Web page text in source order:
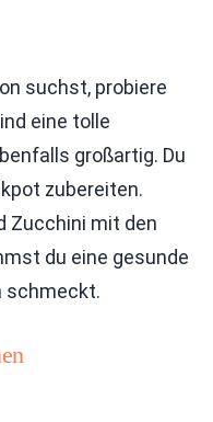
suchst, probiere
eine tolle
großartig. Du
zubereiten.
Zucchini mit den
du eine gesunde
schmeckt.